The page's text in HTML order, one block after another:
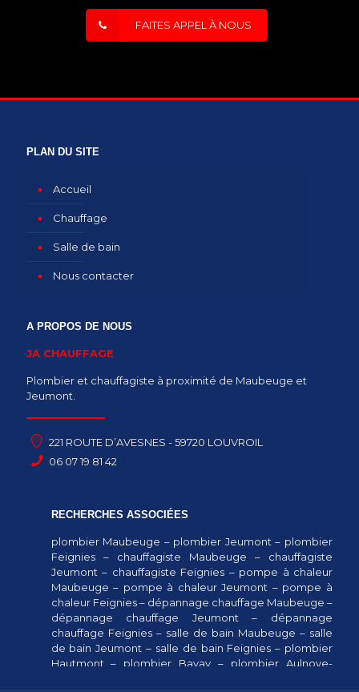
FAITES APPEL À NOUS
PLAN DU SITE
Accueil
Chauffage
Salle de bain
Nous contacter
A PROPOS DE NOUS
JA CHAUFFAGE
Plombier et chauffagiste à proximité de Maubeuge et
Jeumont.
221 ROUTE D’AVESNES - 59720 LOUVROIL
06 07 19 81 42
RECHERCHES ASSOCIÉES
plombier Maubeuge – plombier Jeumont – plombier
Feignies– chauffagiste Maubeuge – chauffagiste
Jeumont – chauffagiste Feignies – pompe à chaleur
Maubeuge – pompe à chaleur Jeumont – pompe à
chaleur Feignies– dépannage chauffage Maubeuge –
dépannage chauffage Jeumont – dépannage
chauffage Feignies– salle de bain Maubeuge – salle
de bain Jeumont – salle de bain Feignies – plombier
Hautmont – plombier Bavay – plombier Aulnoye-